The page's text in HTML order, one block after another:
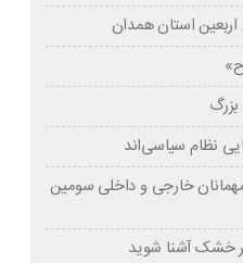
اربعین استان همدان
بزرگ
نظام سیاسی‌اند
مهمانان خارجی و داخلی سومین
خشک آشنا شوید